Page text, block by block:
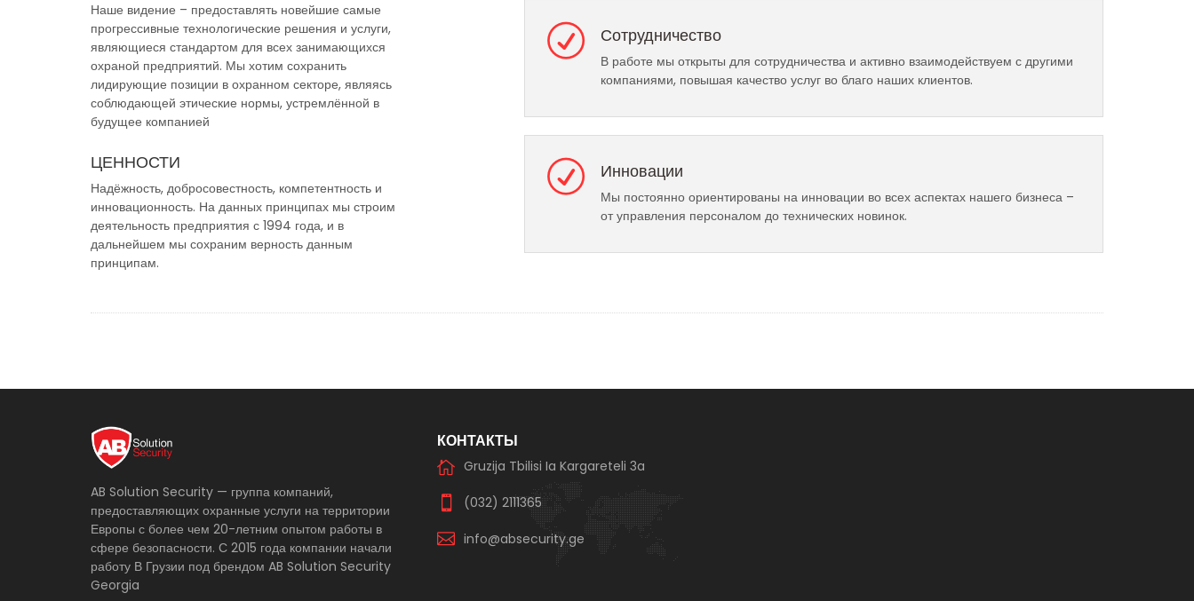
Наше видение – предоставлять новейшие самые
прогрессивные технологические решения и услуги,
являющиеся стандартом для всех занимающихся
охраной предприятий. Мы хотим сохранить
лидирующие позиции в охранном секторе, являясь
соблюдающей этические нормы, устремлённой в
будущее компанией
ЦЕННОСТИ
Надёжность, добросовестность, компетентность и
инновационность. На данных принципах мы строим
деятельность предприятия с 1994 года, и в
дальнейшем мы сохраним верность данным
принципам.
Сотрудничество
В работе мы открыты для сотрудничества и активно взаимодействуем с другими
компаниями, повышая качество услуг во благо наших клиентов.
Инновации
Мы постоянно ориентированы на инновации во всех аспектах нашего бизнеса –
от управления персоналом до технических новинок.
AB Solution Security — группа компаний,
предоставляющих охранные услуги на территории
Европы с более чем 20-летним опытом работы в
сфере безопасности. С 2015 года компании начали
работу В Грузии под брендом AB Solution Security
Georgia
КОНТАКТЫ
Gruzija Tbilisi Ia Kargareteli 3a
(032) 2111365
info@absecurity.ge